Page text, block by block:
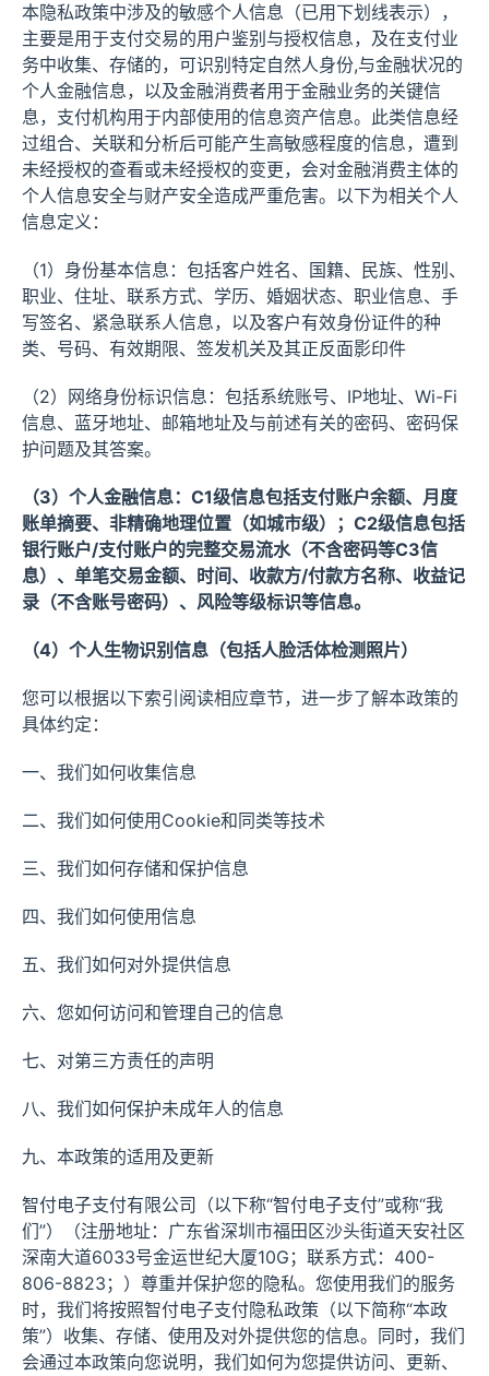
本隐私政策中涉及的敏感个人信息（已用下划线表示），
主要是用于支付交易的用户鉴别与授权信息，及在支付业
务中收集、存储的，可识别特定自然人身份,与金融状况的
个人金融信息，以及金融消费者用于金融业务的关键信
息，支付机构用于内部使用的信息资产信息。此类信息经
过组合、关联和分析后可能产生高敏感程度的信息，遭到
未经授权的查看或未经授权的变更，会对金融消费主体的
个人信息安全与财产安全造成严重危害。以下为相关个人
信息定义：
（1）身份基本信息：包括客户姓名、国籍、民族、性别、
职业、住址、联系方式、学历、婚姻状态、职业信息、手
写签名、紧急联系人信息，以及客户有效身份证件的种
类、号码、有效期限、签发机关及其正反面影印件
（2）网络身份标识信息：包括系统账号、IP地址、Wi-Fi
信息、蓝牙地址、邮箱地址及与前述有关的密码、密码保
护问题及其答案。
（3）个人金融信息：C1级信息包括支付账户余额、月度
账单摘要、非精确地理位置（如城市级）；C2级信息包括
银行账户/支付账户的完整交易流水（不含密码等C3信
息）、单笔交易金额、时间、收款方/付款方名称、收益记
录（不含账号密码）、风险等级标识等信息。
（4）个人生物识别信息（包括人脸活体检测照片）
您可以根据以下索引阅读相应章节，进一步了解本政策的
具体约定：
一、我们如何收集信息
二、我们如何使用Cookie和同类等技术
三、我们如何存储和保护信息
四、我们如何使用信息
五、我们如何对外提供信息
六、您如何访问和管理自己的信息
七、对第三方责任的声明
八、我们如何保护未成年人的信息
九、本政策的适用及更新
智付电子支付有限公司（以下称“智付电子支付”或称“我
们”）（注册地址：广东省深圳市福田区沙头街道天安社区
深南大道6033号金运世纪大厦10G；联系方式：400-
806-8823；）尊重并保护您的隐私。您使用我们的服务
时，我们将按照智付电子支付隐私政策（以下简称“本政
策”）收集、存储、使用及对外提供您的信息。同时，我们
会通过本政策向您说明，我们如何为您提供访问、更新、